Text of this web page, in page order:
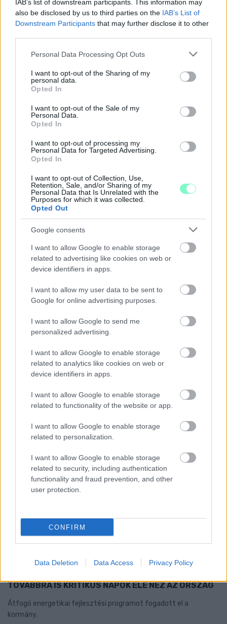
IAB’s list of downstream participants. This information may
also be disclosed by us to third parties on the IAB’s List of
Downstream Participants that may further disclose it to other
Please note that this website/app uses one or more Google
not limited to your visit or usage behaviour. You may click to
grant or deny consent to Google and its third-party tags to
use your data for below specified purposes in below Google
consent section.
Personal Data Processing Opt Outs
I want to opt-out of the Sharing of my
personal data.
Opted In
I want to opt-out of the Sale of my
Personal Data.
Opted In
I want to opt-out of processing my
Personal Data for Targeted Advertising.
Opted In
I want to opt-out of Collection, Use,
Retention, Sale, and/or Sharing of my
Personal Data that Is Unrelated with the
Purposes for which it was collected.
Opted Out
Google consents
I want to allow Google to enable storage
related to advertising like cookies on web or
device identifiers in apps.
I want to allow my user data to be sent to
Google for online advertising purposes.
I want to allow Google to send me
personalized advertising.
I want to allow Google to enable storage
related to analytics like cookies on web or
device identifiers in apps.
I want to allow Google to enable storage
related to functionality of the website or app.
I want to allow Google to enable storage
related to personalization.
I want to allow Google to enable storage
related to security, including authentication
functionality and fraud prevention, and other
user protection.
CONFIRM
Data Deletion Data Access Privacy Policy
EXTRA: A VÁSÁRCSARNOKBAN NYITJA ÚJ ÉVADÁT
A GYŐRI FILHARMONIKUS ZENEKAR
A „Zenélő piac” című különleges koncerttel szeptember 7-én
zenével.
PERL, VÁRADI ÉS TANOH DEZ IS OTT VAN A FÉRFI
KOSÁRLABDA-VÁLOGATOTT SZŰKÍTETT
KERETÉBEN
Észtország, Szlovénia és Svédország következik.
BERUHÁZÁSI CSOMAGGAL ERŐSÍTIK
TOVÁBBRA IS KRITIKUS NAPOK ELÉ NÉZ AZ ORSZÁG
Átfogó energetikai fejlesztési programot fogadott el a
kormány.